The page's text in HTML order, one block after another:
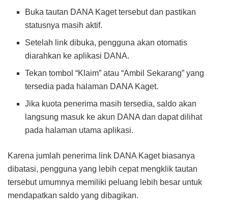
Buka tautan DANA Kaget tersebut dan pastikan
statusnya masih aktif.
Setelah link dibuka, pengguna akan otomatis
diarahkan ke aplikasi DANA.
Tekan tombol “Klaim” atau “Ambil Sekarang” yang
tersedia pada halaman DANA Kaget.
Jika kuota penerima masih tersedia, saldo akan
langsung masuk ke akun DANA dan dapat dilihat
pada halaman utama aplikasi.
Karena jumlah penerima link DANA Kaget biasanya
dibatasi, pengguna yang lebih cepat mengklik tautan
tersebut umumnya memiliki peluang lebih besar untuk
mendapatkan saldo yang dibagikan.